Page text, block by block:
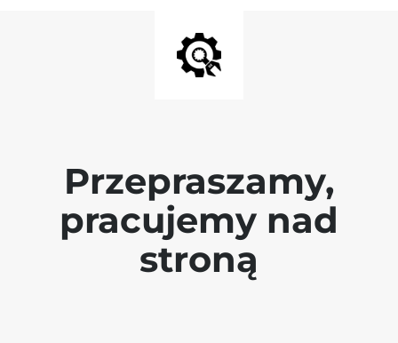
Przepraszamy,
pracujemy nad
stroną